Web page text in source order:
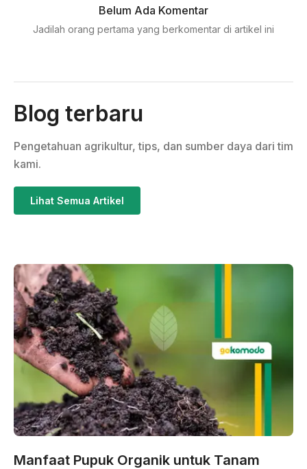
Belum Ada Komentar
Jadilah orang pertama yang berkomentar di artikel ini
Blog terbaru
Pengetahuan agrikultur, tips, dan sumber daya dari tim
kami.
Lihat Semua Artikel
Manfaat Pupuk Organik untuk Tanam